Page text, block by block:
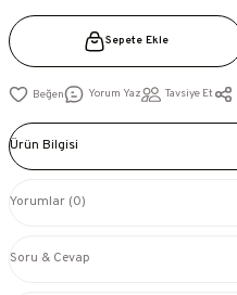
Sepete Ekle
Yorum Yaz Tavsiye Et
Ürün Bilgisi
Yorumlar (0)
Soru & Cevap